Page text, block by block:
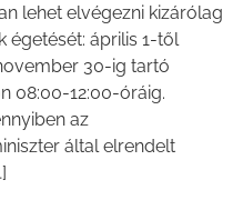
lehet elvégezni kizárólag
égetését: április 1-től
30-ig tartó
08:00-12:00-óráig.
az
által elrendelt